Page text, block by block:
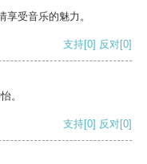
受音乐的魅力。
支持[0] 反对[0]
。
支持[0] 反对[0]